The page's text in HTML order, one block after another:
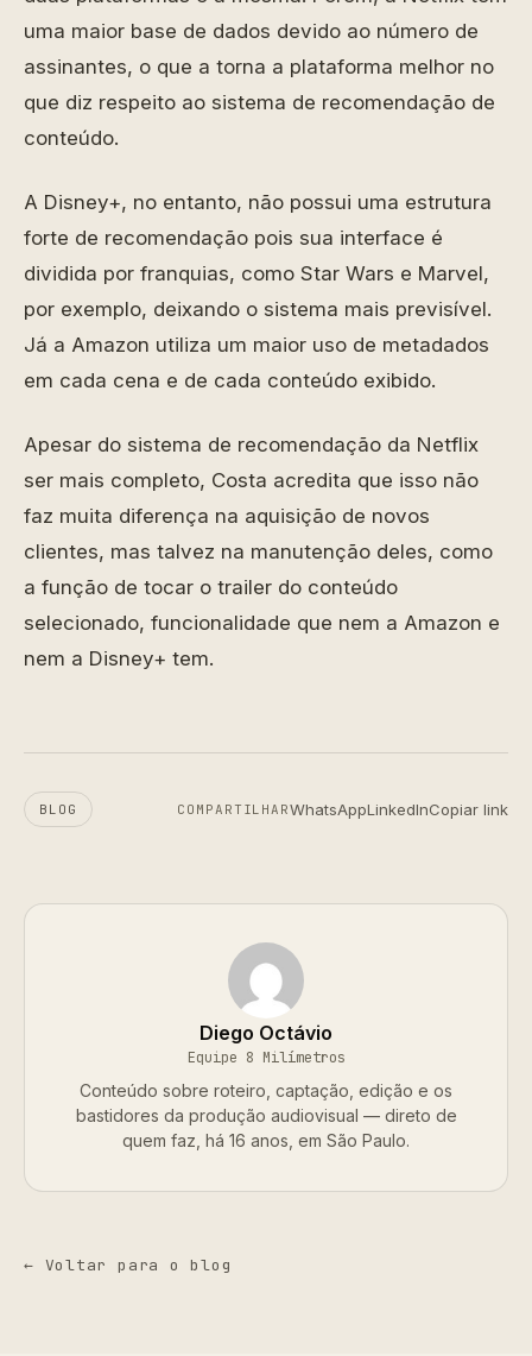
uma maior base de dados devido ao número de
assinantes, o que a torna a plataforma melhor no
que diz respeito ao sistema de recomendação de
conteúdo.
A Disney+, no entanto, não possui uma estrutura
forte de recomendação pois sua interface é
dividida por franquias, como Star Wars e Marvel,
por exemplo, deixando o sistema mais previsível.
Já a Amazon utiliza um maior uso de metadados
em cada cena e de cada conteúdo exibido.
Apesar do sistema de recomendação da Netflix
ser mais completo, Costa acredita que isso não
faz muita diferença na aquisição de novos
clientes, mas talvez na manutenção deles, como
a função de tocar o trailer do conteúdo
selecionado, funcionalidade que nem a Amazon e
nem a Disney+ tem.
BLOG COMPARTILHARWhatsAppLinkedInCopiar link
Diego Octávio
Equipe 8 Milímetros
Conteúdo sobre roteiro, captação, edição e os
bastidores da produção audiovisual — direto de
quem faz, há 16 anos, em São Paulo.
← Voltar para o blog